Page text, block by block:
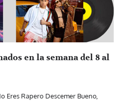
en la semana del 8 al
Eres Rapero Descemer Bueno,